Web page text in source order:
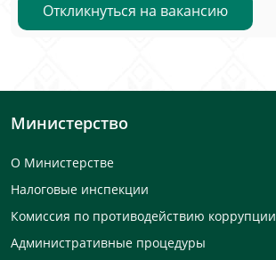
Откликнуться на вакансию
Министерство
О Министерстве
Налоговые инспекции
Комиссия по противодействию коррупции
Административные процедуры